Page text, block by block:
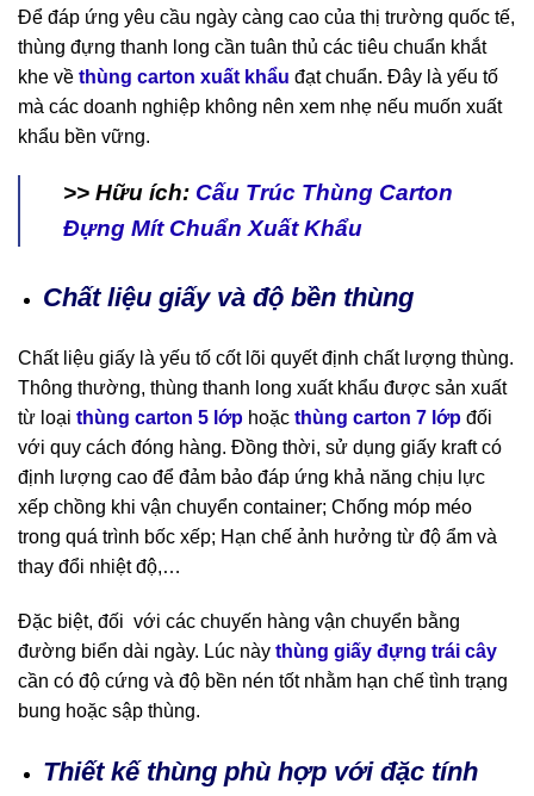
Để đáp ứng yêu cầu ngày càng cao của thị trường quốc tế,
thùng đựng thanh long cần tuân thủ các tiêu chuẩn khắt
khe về thùng carton xuất khẩu đạt chuẩn. Đây là yếu tố
mà các doanh nghiệp không nên xem nhẹ nếu muốn xuất
khẩu bền vững.
>> Hữu ích: Cấu Trúc Thùng Carton
Đựng Mít Chuẩn Xuất Khẩu
Chất liệu giấy và độ bền thùng
Chất liệu giấy là yếu tố cốt lõi quyết định chất lượng thùng.
Thông thường, thùng thanh long xuất khẩu được sản xuất
từ loại thùng carton 5 lớp hoặc thùng carton 7 lớp đối
với quy cách đóng hàng. Đồng thời, sử dụng giấy kraft có
định lượng cao để đảm bảo đáp ứng khả năng chịu lực
xếp chồng khi vận chuyển container; Chống móp méo
trong quá trình bốc xếp; Hạn chế ảnh hưởng từ độ ẩm và
thay đổi nhiệt độ,…
Đặc biệt, đối với các chuyến hàng vận chuyển bằng
đường biển dài ngày. Lúc này thùng giấy đựng trái cây
cần có độ cứng và độ bền nén tốt nhằm hạn chế tình trạng
bung hoặc sập thùng.
Thiết kế thùng phù hợp với đặc tính